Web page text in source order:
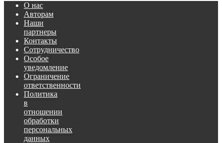
О нас
Авторам
Наши
партнеры
Контакты
Сотрудничество
Особое
уведомление
Ограничение
ответственности
Политика
в
отношении
обработки
персональных
данных